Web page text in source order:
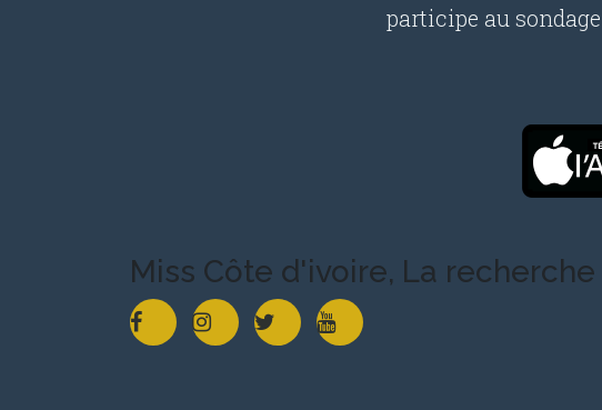
participe au sondage
Miss Côte d'ivoire, La